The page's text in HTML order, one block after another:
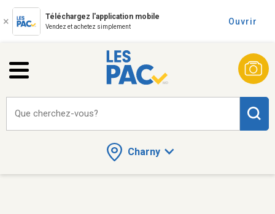
Téléchargez l'application mobile
Vendez et achetez simplement
Ouvrir
Charny
Que cherchez-vous?